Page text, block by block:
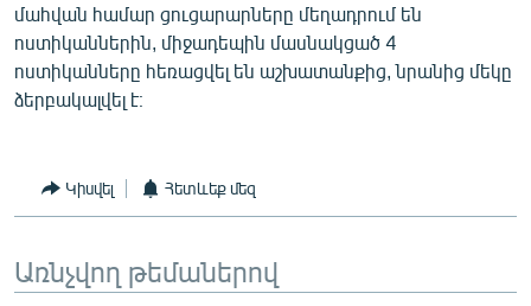
մահվան համար ցուցարարները մեղադրում են
ոստիկաններին, միջադեպին մասնակցած 4
ոստիկանները հեռացվել են աշխատանքից, նրանից մեկը
ձերբակալվել է։
Կիսվել Հետևեք մեզ
Առնչվող թեմաներով